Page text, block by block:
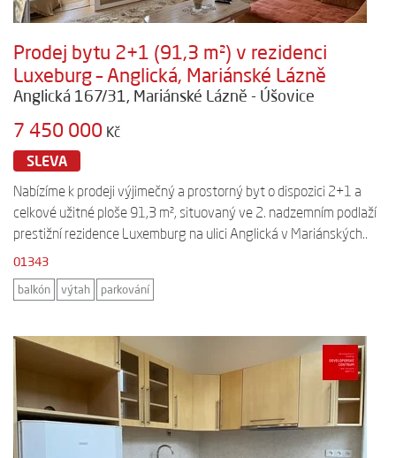
Prodej bytu 2+1 (91,3 m²) v rezidenci
Luxeburg – Anglická, Mariánské Lázně
Anglická 167/31, Mariánské Lázně - Úšovice
7 450 000 Kč
SLEVA
Nabízíme k prodeji výjimečný a prostorný byt o dispozici 2+1 a
celkové užitné ploše 91,3 m², situovaný ve 2. nadzemním podlaží
prestižní rezidence Luxemburg na ulici Anglická v Mariánských..
01343
balkón výtah parkování